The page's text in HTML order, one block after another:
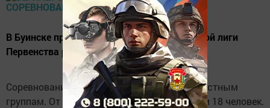
В Буинске прошли соревнования Заволжской лиги
Первенства республики по бадминтону.
Соревнования проходили по четырем возрастным
группам. От нашего района участие приняли 18 человек.